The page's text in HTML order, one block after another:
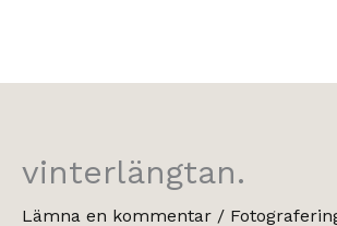
vinterlängtan.
Lämna en kommentar /